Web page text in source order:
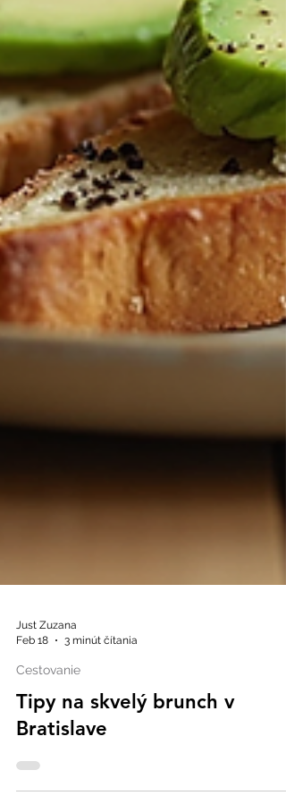
Just Zuzana
Feb 18
3 minút čítania
Cestovanie
Tipy na skvelý brunch v